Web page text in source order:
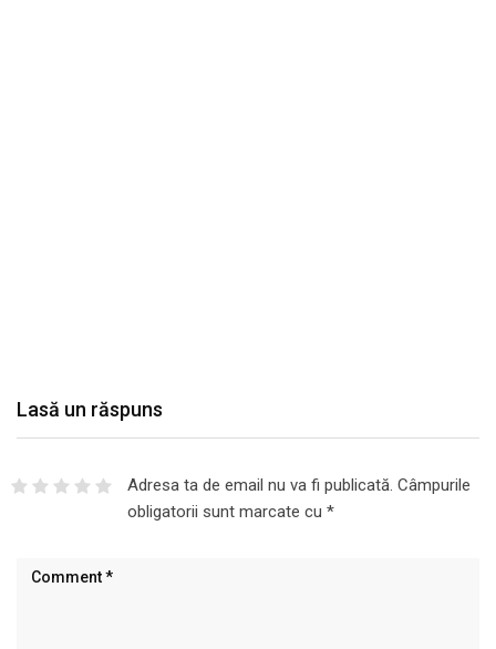
Lasă un răspuns
Adresa ta de email nu va fi publicată. Câmpurile
obligatorii sunt marcate cu *